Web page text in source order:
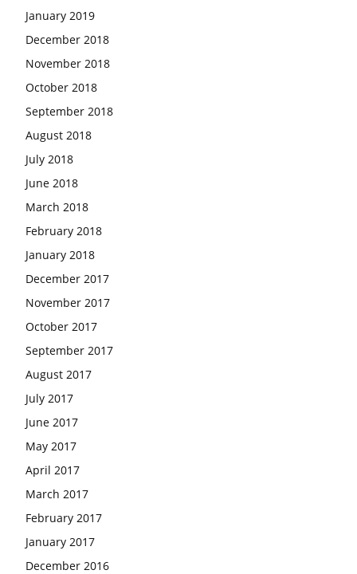
January 2019
December 2018
November 2018
October 2018
September 2018
August 2018
July 2018
June 2018
March 2018
February 2018
January 2018
December 2017
November 2017
October 2017
September 2017
August 2017
July 2017
June 2017
May 2017
April 2017
March 2017
February 2017
January 2017
December 2016